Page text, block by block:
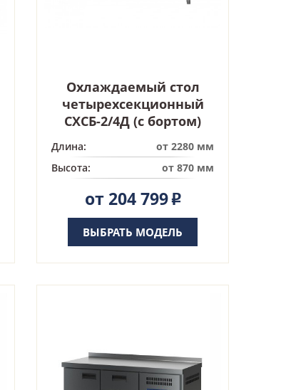
Охлаждаемый стол
четырехсекционный
СХСБ-2/4Д (с бортом)
Длина:
от 2280 мм
Высота:
от 870 мм
от 204 799Р
ВЫБРАТЬ МОДЕЛЬ